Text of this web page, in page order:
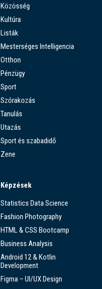
Közösség
Kultúra
Listák
Mesterséges Intelligencia
Otthon
Pénzügy
Sport
Szórakozás
Tanulás
Utazás
Sport és szabadidő
Zene
Képzések
Statistics Data Science
Fashion Photography
HTML & CSS Bootcamp
Business Analysis
Android 12 & Kotlin
Development
Figma – UI/UX Design